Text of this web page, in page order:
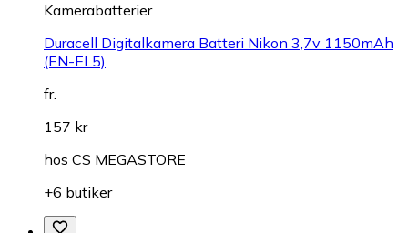
Kamerabatterier
Duracell Digitalkamera Batteri Nikon 3,7v 1150mAh
(EN-EL5)
fr.
157 kr
hos CS MEGASTORE
+6 butiker